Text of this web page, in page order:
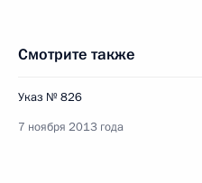
Смотрите также
Указ № 826
7 ноября 2013 года